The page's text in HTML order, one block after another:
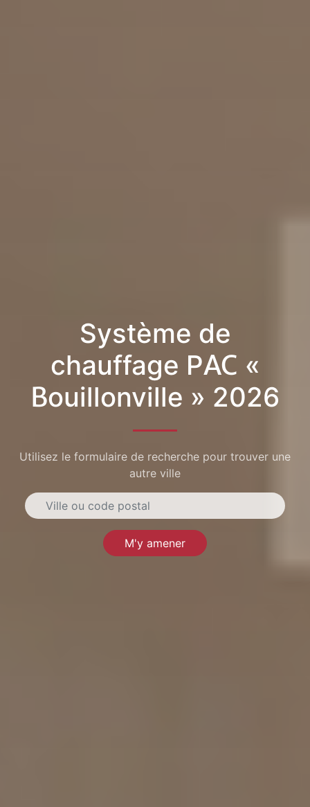
Système de
chauffage PAC «
Bouillonville » 2026
Utilisez le formulaire de recherche pour trouver une
autre ville
M'y amener